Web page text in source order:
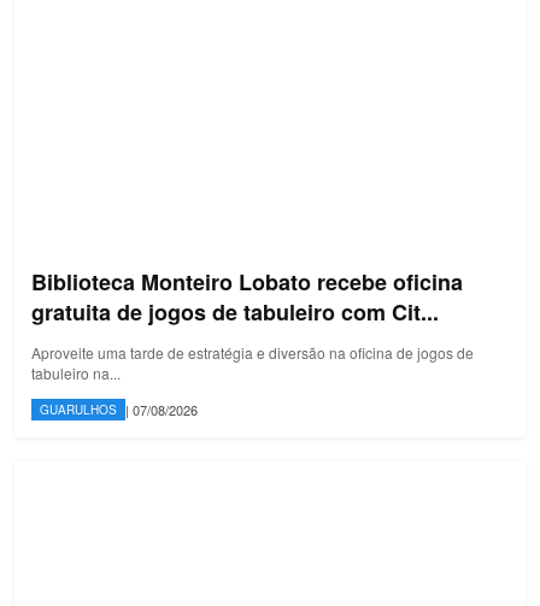
Biblioteca Monteiro Lobato recebe oficina
gratuita de jogos de tabuleiro com Cit...
Aproveite uma tarde de estratégia e diversão na oficina de jogos de
tabuleiro na...
GUARULHOS | 07/08/2026